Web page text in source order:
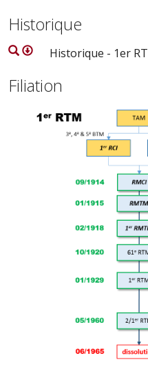
Historique
Historique - 1er
Filiation